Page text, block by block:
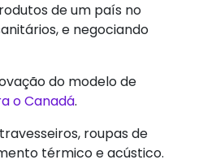
de um país no
e negociando
do modelo de
o Canadá.
roupas de
térmico e acústico.